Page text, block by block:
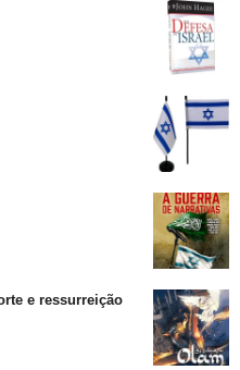
e ressurreição